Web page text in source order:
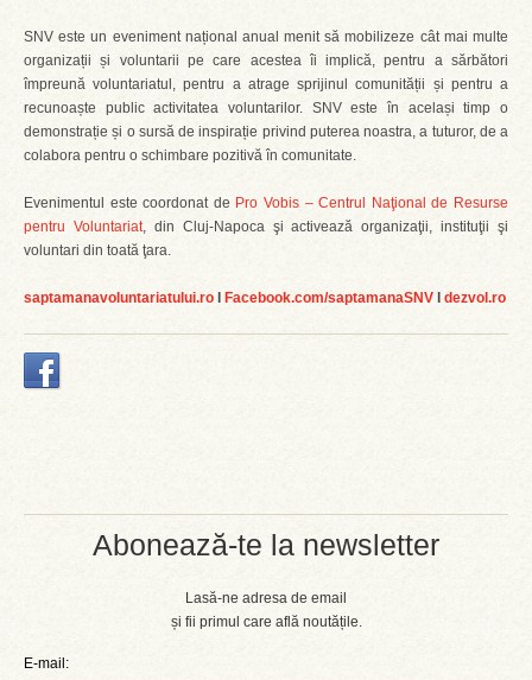
Abonează-te la newsletter
Lasă-ne adresa de email
și fii primul care află noutățile.
E-mail:
SNV este un eveniment național anual menit să mobilizeze cât mai multe
organizații și voluntarii pe care acestea îi implică, pentru a sărbători
împreună voluntariatul, pentru a atrage sprijinul comunității și pentru a
recunoaște public activitatea voluntarilor. SNV este în același timp o
demonstrație și o sursă de inspirație privind puterea noastra, a tuturor, de a
colabora pentru o schimbare pozitivă în comunitate.
Evenimentul este coordonat de Pro Vobis – Centrul Naţional de Resurse
pentru Voluntariat, din Cluj-Napoca şi activează organizaţii, instituţii şi
voluntari din toată ţara.
saptamanavoluntariatului.ro Facebook.com/saptamanaSNV dezvol.ro